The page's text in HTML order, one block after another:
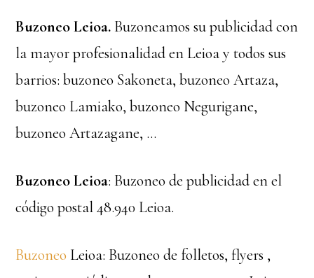
Buzoneo Leioa. Buzoneamos su publicidad con
la mayor profesionalidad en Leioa y todos sus
barrios: buzoneo Sakoneta, buzoneo Artaza,
buzoneo Lamiako, buzoneo Negurigane,
buzoneo Artazagane, …
Buzoneo Leioa: Buzoneo de publicidad en el
código postal 48.940 Leioa.
Buzoneo Leioa: Buzoneo de folletos, flyers ,